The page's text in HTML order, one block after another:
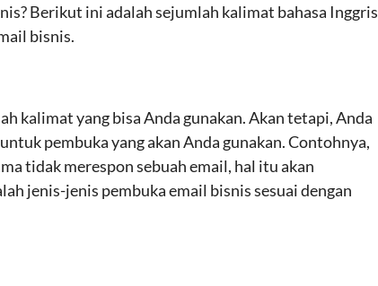
Berikut ini adalah sejumlah kalimat bahasa Inggris
bisnis.
kalimat yang bisa Anda gunakan. Akan tetapi, Anda
pembuka yang akan Anda gunakan. Contohnya,
tidak merespon sebuah email, hal itu akan
jenis-jenis pembuka email bisnis sesuai dengan